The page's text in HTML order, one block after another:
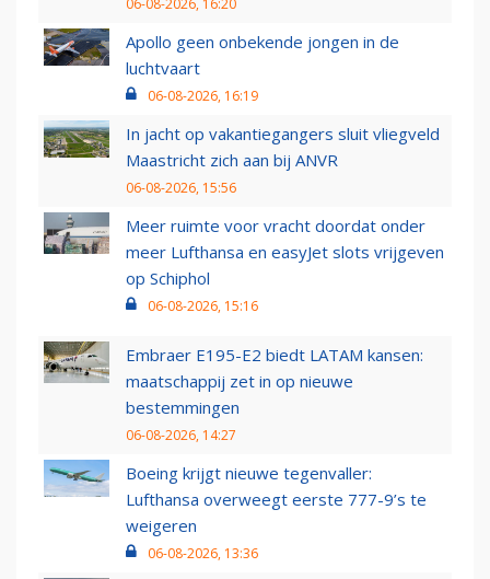
06-08-2026, 16:20
Apollo geen onbekende jongen in de
luchtvaart
06-08-2026, 16:19
In jacht op vakantiegangers sluit vliegveld
Maastricht zich aan bij ANVR
06-08-2026, 15:56
Meer ruimte voor vracht doordat onder
meer Lufthansa en easyJet slots vrijgeven
op Schiphol
06-08-2026, 15:16
Embraer E195-E2 biedt LATAM kansen:
maatschappij zet in op nieuwe
bestemmingen
06-08-2026, 14:27
Boeing krijgt nieuwe tegenvaller:
Lufthansa overweegt eerste 777-9’s te
weigeren
06-08-2026, 13:36